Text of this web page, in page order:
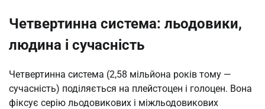
Четвертинна система: льодовики,
людина і сучасність
Четвертинна система (2,58 мільйона років тому —
сучасність) поділяється на плейстоцен і голоцен. Вона
фіксує серію льодовикових і міжльодовикових